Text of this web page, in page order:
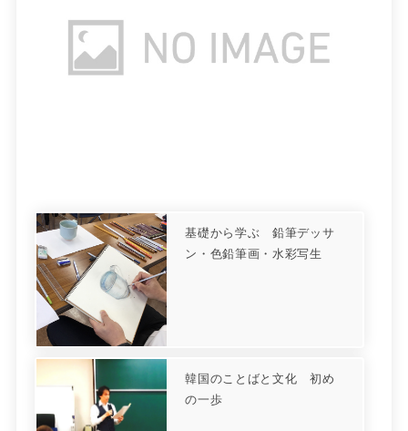
基礎から学ぶ 鉛筆デッサ
ン・色鉛筆画・水彩写生
韓国のことばと文化 初め
の一歩